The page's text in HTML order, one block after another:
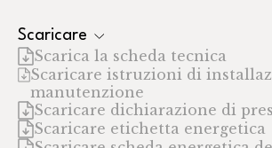
Scaricare
Scarica la scheda tecnica
Scaricare istruzioni di
manutenzione
Scaricare dichiarazione di
Scaricare etichetta energetica